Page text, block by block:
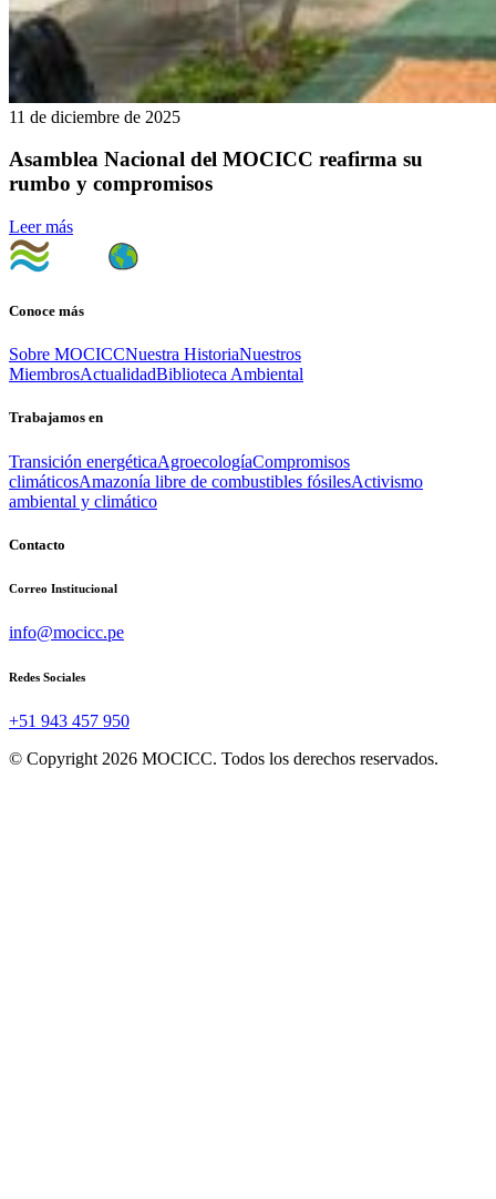
11 de diciembre de 2025
Asamblea Nacional del MOCICC reafirma su
rumbo y compromisos
Leer más
Conoce más
Sobre MOCICCNuestra HistoriaNuestros
MiembrosActualidadBiblioteca Ambiental
Trabajamos en
Transición energéticaAgroecologíaCompromisos
climáticosAmazonía libre de combustibles fósilesActivismo
ambiental y climático
Contacto
Correo Institucional
info@mocicc.pe
Redes Sociales
+51 943 457 950
© Copyright 2026 MOCICC. Todos los derechos reservados.